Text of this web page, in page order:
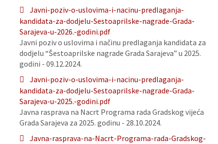
Javni-poziv-o-uslovima-i-nacinu-predlaganja-
kandidata-za-dodjelu-Sestoaprilske-nagrade-Grada-
Sarajeva-u-2026.-godini.pdf
Javni poziv o uslovima i načinu predlaganja kandidata za
dodjelu “Šestoaprilske nagrade Grada Sarajeva” u 2025.
godini - 09.12.2024.
Javni-poziv-o-uslovima-i-nacinu-predlaganja-
kandidata-za-dodjelu-Sestoaprilske-nagrade-Grada-
Sarajeva-u-2025.-godini.pdf
Javna rasprava na Nacrt Programa rada Gradskog vijeća
Grada Sarajeva za 2025. godinu - 28.10.2024.
Javna-rasprava-na-Nacrt-Programa-rada-Gradskog-